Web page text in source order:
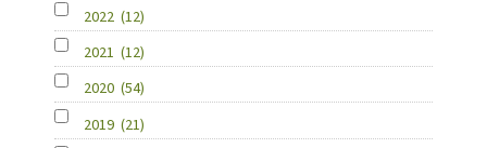
2022 (12)
2021 (12)
2020 (54)
2019 (21)